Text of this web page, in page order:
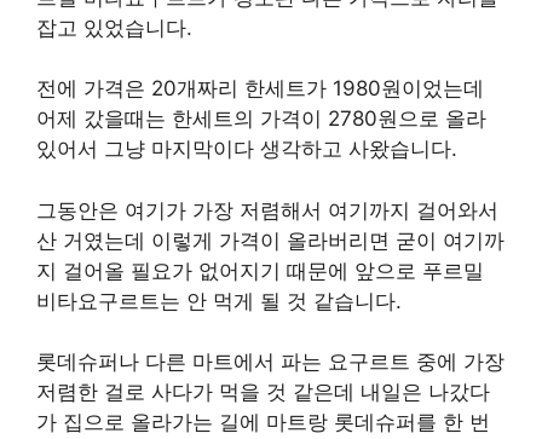
잡고 있었습니다.
전에 가격은 20개짜리 한세트가 1980원이었는데
어제 갔을때는 한세트의 가격이 2780원으로 올라
있어서 그냥 마지막이다 생각하고 사왔습니다.
그동안은 여기가 가장 저렴해서 여기까지 걸어와서
산 거였는데 이렇게 가격이 올라버리면 굳이 여기까
지 걸어올 필요가 없어지기 때문에 앞으로 푸르밀
비타요구르트는 안 먹게 될 것 같습니다.
롯데슈퍼나 다른 마트에서 파는 요구르트 중에 가장
저렴한 걸로 사다가 먹을 것 같은데 내일은 나갔다
가 집으로 올라가는 길에 마트랑 롯데슈퍼를 한 번